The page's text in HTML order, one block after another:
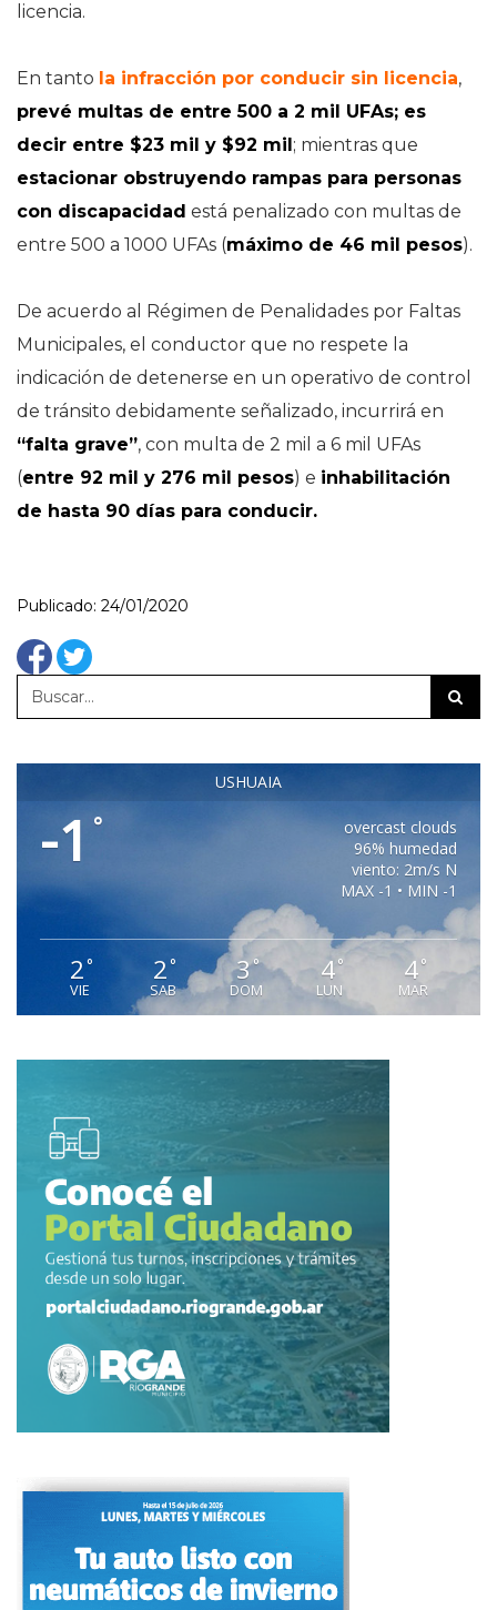
licencia.
En tanto la infracción por conducir sin licencia,
prevé multas de entre 500 a 2 mil UFAs; es
decir entre $23 mil y $92 mil; mientras que
estacionar obstruyendo rampas para personas
con discapacidad está penalizado con multas de
entre 500 a 1000 UFAs (máximo de 46 mil pesos).
De acuerdo al Régimen de Penalidades por Faltas
Municipales, el conductor que no respete la
indicación de detenerse en un operativo de control
de tránsito debidamente señalizado, incurrirá en
“falta grave”, con multa de 2 mil a 6 mil UFAs
(entre 92 mil y 276 mil pesos) e inhabilitación
de hasta 90 días para conducir.
Publicado: 24/01/2020
USHUAIA
-1 °
overcast clouds
96% humedad
viento: 2m/s N
MAX -1 • MIN -1
2°
VIE
2 °
SAB
3°
DOM
4°
LUN
4°
MAR